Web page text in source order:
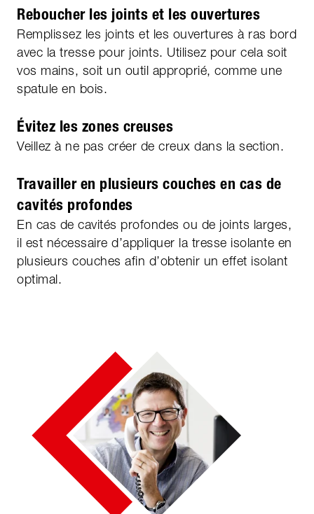
Reboucher les joints et les ouvertures
Remplissez les joints et les ouvertures à ras bord
avec la tresse pour joints. Utilisez pour cela soit
vos mains, soit un outil approprié, comme une
spatule en bois.
Évitez les zones creuses
Veillez à ne pas créer de creux dans la section.
Travailler en plusieurs couches en cas de
cavités profondes
En cas de cavités profondes ou de joints larges,
il est nécessaire d’appliquer la tresse isolante en
plusieurs couches afin d’obtenir un effet isolant
optimal.